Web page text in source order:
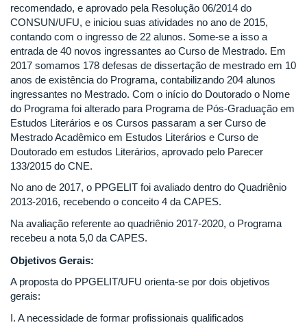
recomendado, e aprovado pela Resolução 06/2014 do
CONSUN/UFU, e iniciou suas atividades no ano de 2015,
contando com o ingresso de 22 alunos. Some-se a isso a
entrada de 40 novos ingressantes ao Curso de Mestrado. Em
2017 somamos 178 defesas de dissertação de mestrado em 10
anos de existência do Programa, contabilizando 204 alunos
ingressantes no Mestrado. Com o início do Doutorado o Nome
do Programa foi alterado para Programa de Pós-Graduação em
Estudos Literários e os Cursos passaram a ser Curso de
Mestrado Acadêmico em Estudos Literários e Curso de
Doutorado em estudos Literários, aprovado pelo Parecer
133/2015 do CNE.
No ano de 2017, o PPGELIT foi avaliado dentro do Quadriênio
2013-2016, recebendo o conceito 4 da CAPES.
Na avaliação referente ao quadriênio 2017-2020, o Programa
recebeu a nota 5,0 da CAPES.
Objetivos Gerais:
A proposta do PPGELIT/UFU orienta-se por dois objetivos
gerais:
I. A necessidade de formar profissionais qualificados